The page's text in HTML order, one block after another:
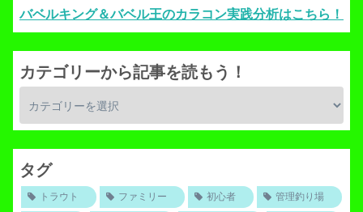
バベルキング＆バベル王のカラコン実践分析はこちら！
カテゴリーから記事を読もう！
タグ
トラウト ファミリー 初心者 管理釣り場